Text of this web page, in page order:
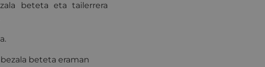
beteta eta tailerrera
beteta eraman